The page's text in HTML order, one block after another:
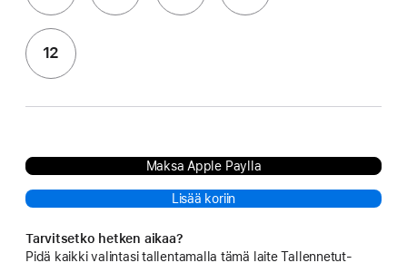
12
Maksa Apple Paylla
Lisää koriin
Tarvitsetko hetken aikaa?
Pidä kaikki valintasi tallentamalla tämä laite Tallennetut-